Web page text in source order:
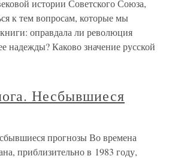
истории Советского Союза,
к тем вопросам, которые мы
оправдала ли революция
надежды? Каково значение русской
Несбывшиеся
прогнозы Во времена
приблизительно в 1983 году,